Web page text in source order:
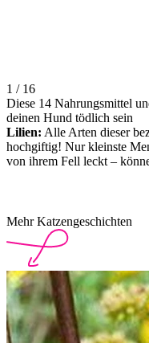
1 / 16
Diese 14 Nahrungsmittel
deinen Hund tödlich sein
Lilien: Alle Arten dieser
hochgiftig! Nur kleinste
von ihrem Fell leckt –
Mehr Katzengeschichten